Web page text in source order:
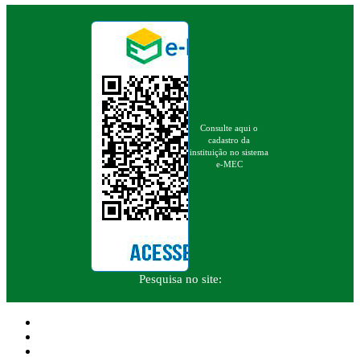
Consulte aqui o
cadastro da
instituição no sistema
e-MEC
Pesquisa no site: